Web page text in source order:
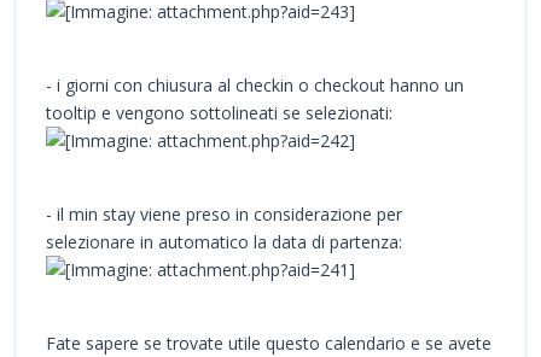
- i giorni con chiusura al checkin o checkout hanno un
tooltip e vengono sottolineati se selezionati:
- il min stay viene preso in considerazione per
selezionare in automatico la data di partenza:
Fate sapere se trovate utile questo calendario e se avete